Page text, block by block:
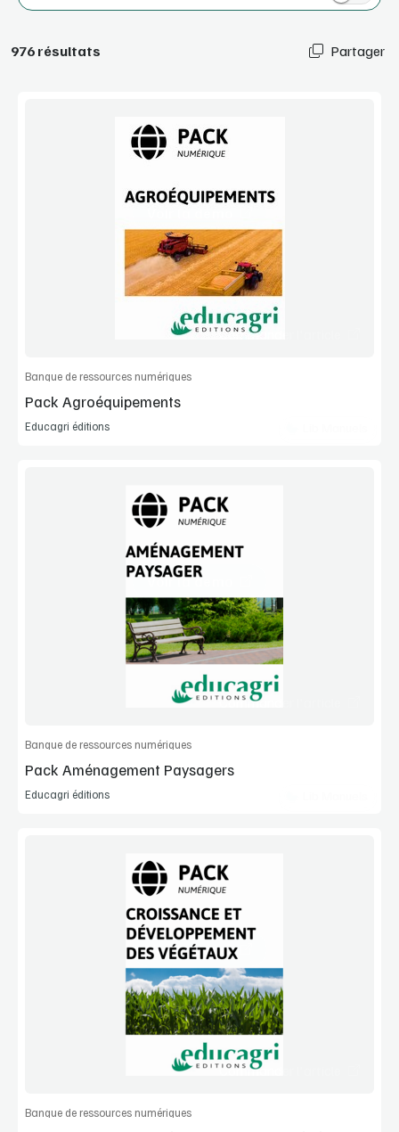
976 résultats Partager
Manuel complet
Commander l'article
Banque de ressources numériques
Pack Agroéquipements
Educagri éditions
Voir la démo
Manuel complet
Commander l'article
Banque de ressources numériques
Pack Aménagement Paysagers
Educagri éditions
Voir la démo
Manuel complet
Commander l'article
Banque de ressources numériques